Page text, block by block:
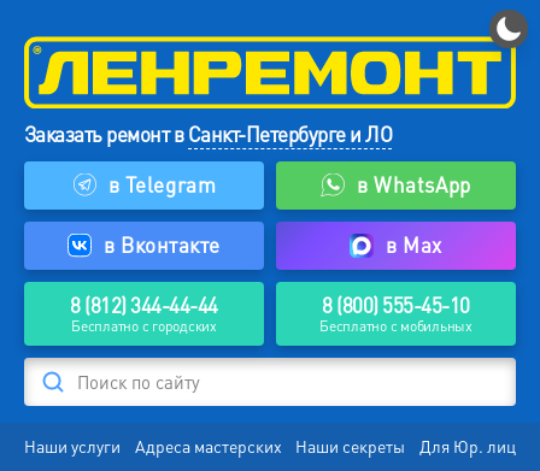
Заказать ремонт вСанкт-Петербурге и ЛО
в Telegram
в WhatsApp
в Вконтакте в Max
8 (812) 344-44-44
Бесплатно с городских
8 (800) 555-45-10
Бесплатно с мобильных
Поиск по сайту
Наши услуги Адреса мастерских Наши секреты
Для Юр. лиц